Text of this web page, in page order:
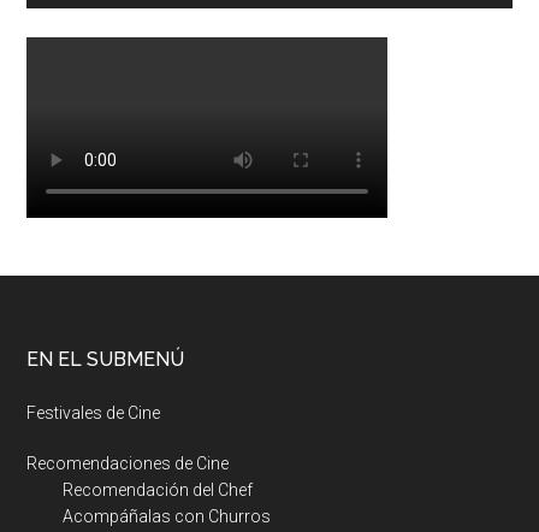
EN EL SUBMENÚ
Festivales de Cine
Recomendaciones de Cine
Recomendación del Chef
Acompáñalas con Churros